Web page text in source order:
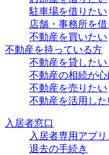
駐車場を借りたい
店舗・事務所を
不動産を買いたい
不動産を持っている方
不動産を貸した
不動産の相続が
不動産を売りたい
不動産を活用した
入居者窓口
入居者専用アプリ
退去の手続き